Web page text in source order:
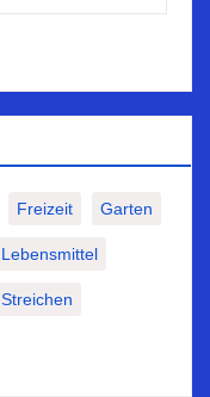
Freizeit Garten
Lebensmittel
Streichen